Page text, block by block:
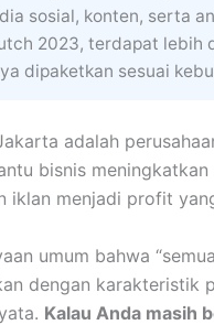
sosial, konten, serta
2023, terdapat
dipaketkan sesuai
adalah
bisnis
iklan menjadi profit
umum bahwa
dengan karakteristik
Kalau Anda masih